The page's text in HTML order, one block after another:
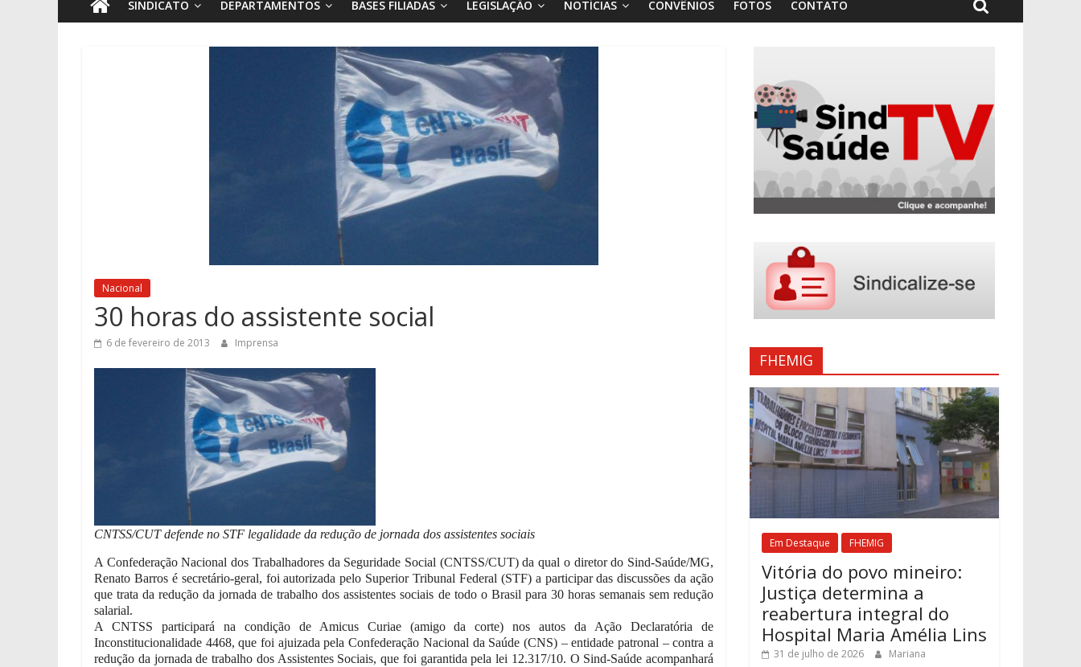
SINDICATO DEPARTAMENTOS BASES FILIADAS LEGISLAÇÃO NOTÍCIAS CONVÊNIOS FOTOS CONTATO
Nacional
30 horas do assistente social
6 de fevereiro de 2013 Imprensa
CNTSS/CUT defende no STF legalidade da redução de jornada dos assistentes sociais
A Confederação Nacional dos Trabalhadores da Seguridade Social (CNTSS/CUT) da qual o diretor do Sind-Saúde/MG,
Renato Barros é secretário-geral, foi autorizada pelo Superior Tribunal Federal (STF) a participar das discussões da ação
que trata da redução da jornada de trabalho dos assistentes sociais de todo o Brasil para 30 horas semanais sem redução
salarial.
A CNTSS participará na condição de Amicus Curiae (amigo da corte) nos autos da Ação Declaratória de
Inconstitucionalidade 4468, que foi ajuizada pela Confederação Nacional da Saúde (CNS) – entidade patronal – contra a
redução da jornada de trabalho dos Assistentes Sociais, que foi garantida pela lei 12.317/10. O Sind-Saúde acompanhará
FHEMIG
Em Destaque FHEMIG
Vitória do povo mineiro:
Justiça determina a
reabertura integral do
Hospital Maria Amélia Lins
31 de julho de 2026 Mariana